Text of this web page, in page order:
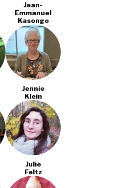
Jean-
Emmanuel
Kasongo
Jennie
Klein
Julie
Feltz